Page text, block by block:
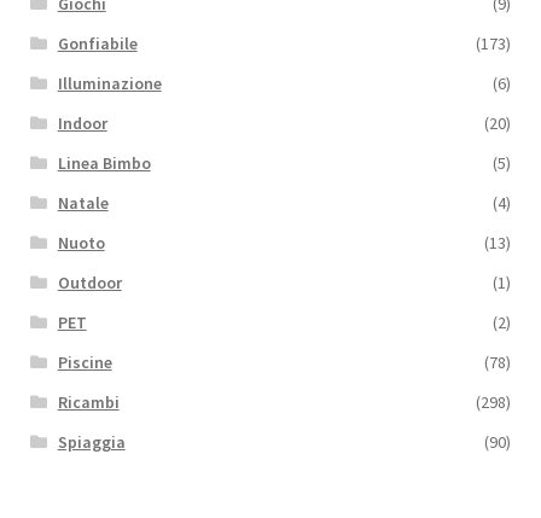
Gonfiabile
(173)
Illuminazione
(6)
Indoor
(20)
Linea Bimbo
(5)
Natale
(4)
Nuoto
(13)
Outdoor
(1)
PET
(2)
Piscine
(78)
Ricambi
(298)
Spiaggia
(90)